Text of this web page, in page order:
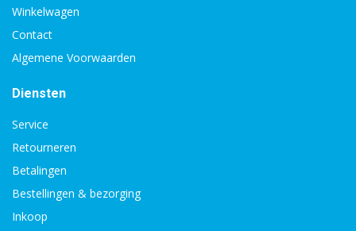
Winkelwagen
Contact
Algemene Voorwaarden
Diensten
Service
Retourneren
Betalingen
Bestellingen & bezorging
Inkoop